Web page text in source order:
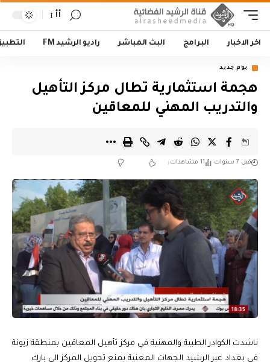
أأ
اخر الاخبار البرامج البث المباشر راديو الرشيد FM
يوم جديد
هجمة استثمارية تطال مركز التأهيل
والتدريب المهني للمعاقين
قبل 7 سنوات 11 مشاهدات
ناشدت الكوادر الطبية والمهنية في مركز تأهيل المعاقين بمنطقة زيونة
في بغداد عبر الرشيد الجهات المعنية بمنع تحويل المركز الى بارك